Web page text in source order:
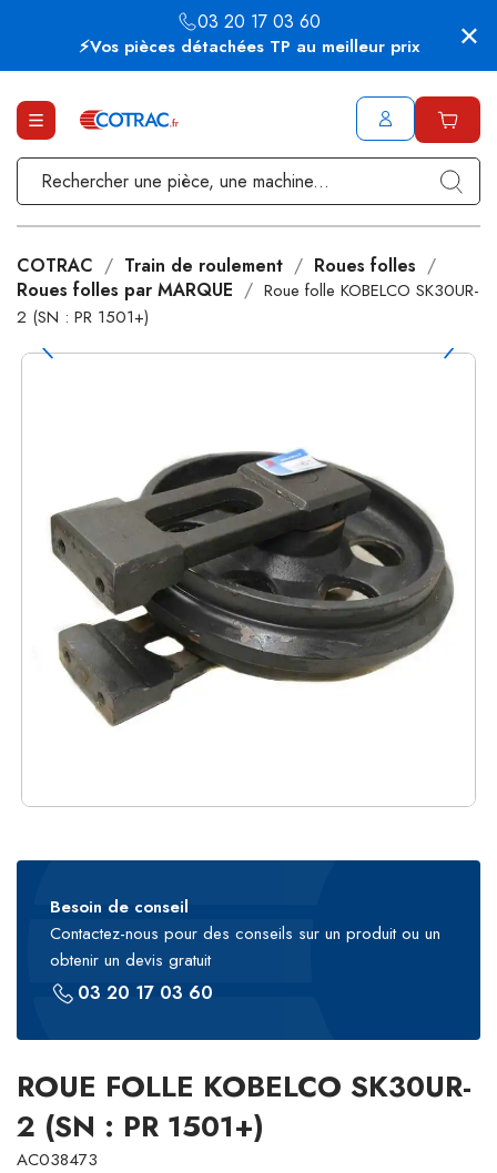
⚡Vos pièces détachées TP au meilleur prix
03 20 17 03 60
COTRAC Train de roulement
Roues folles
Roues folles par MARQUE
Roue folle KOBELCO SK30UR-
2 (SN : PR 1501+)
Besoin de conseil
Contactez-nous pour des conseils sur un produit ou un
obtenir un devis gratuit
03 20 17 03 60
ROUE FOLLE KOBELCO SK30UR-
2 (SN : PR 1501+)
AC038473